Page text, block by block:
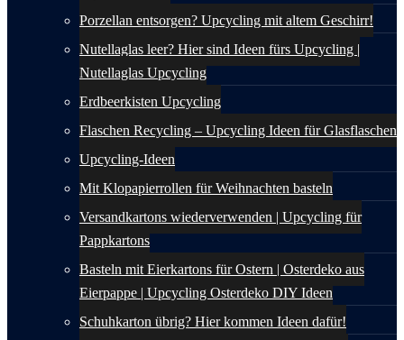
Porzellan entsorgen? Upcycling mit altem Geschirr!
Nutellaglas leer? Hier sind Ideen fürs Upcycling |
Nutellaglas Upcycling
Erdbeerkisten Upcycling
Flaschen Recycling – Upcycling Ideen für Glasflaschen
Upcycling-Ideen
Mit Klopapierrollen für Weihnachten basteln
Versandkartons wiederverwenden | Upcycling für
Pappkartons
Basteln mit Eierkartons für Ostern | Osterdeko aus
Eierpappe | Upcycling Osterdeko DIY Ideen
Schuhkarton übrig? Hier kommen Ideen dafür!